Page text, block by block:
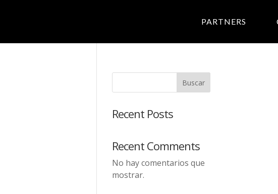
PARTNERS
Buscar
Recent Posts
Recent Comments
No hay comentarios que
mostrar.